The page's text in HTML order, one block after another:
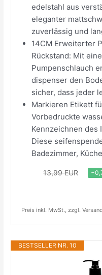
edelstahl aus
eleganter
zuverlässig und
14CM Erweiterter
Rückstand: Mit
Pumpenschlauch
dispenser den
sicher, dass jeder
Markieren Etikett
Vorbedruckte
Kennzeichnen des
Diese
Badezimmer,
13,99 EUR
Preis inkl. MwSt., zzgl.
BESTSELLER NR. 10